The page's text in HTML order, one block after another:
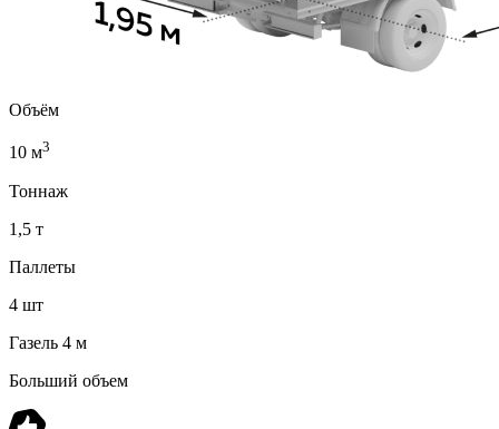
Объём
10 м3
Тоннаж
1,5 т
Паллеты
4 шт
Газель 4 м
Больший объем